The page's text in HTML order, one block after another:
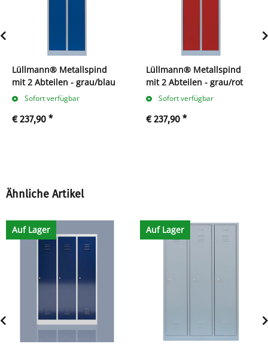
Lüllmann® Metallspind
mit 2 Abteilen - grau/blau
Sofort verfügbar
€ 237,90 *
Lüllmann® Metallspind
mit 2 Abteilen - grau/rot
Sofort verfügbar
€ 237,90 *
Ähnliche Artikel
Auf Lager Auf Lager